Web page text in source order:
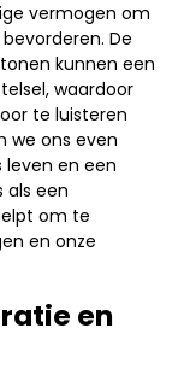
vermogen om
De
kunnen een
waardoor
te luisteren
we ons even
leven en een
als een
om te
en onze
en